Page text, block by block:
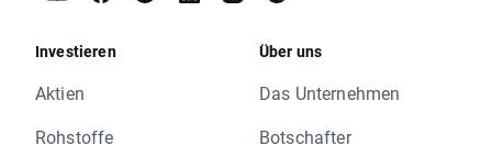
Investieren
Aktien
Rohstoffe
Über uns
Das Unternehmen
Botschafter